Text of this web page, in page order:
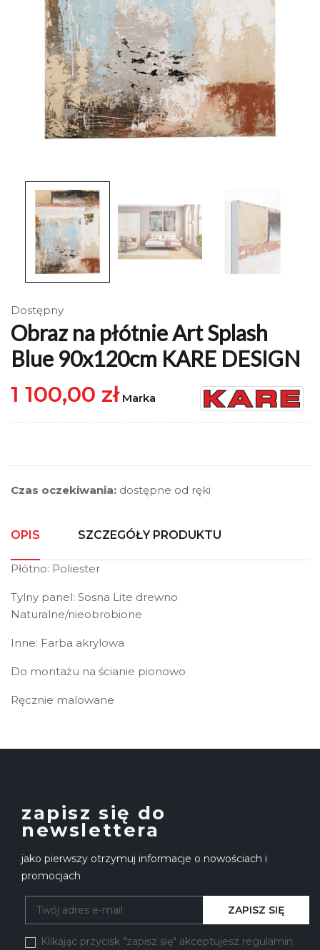
Dostępny
Obraz na płótnie Art Splash
Blue 90x120cm KARE DESIGN
1 100,00 zł Marka
Czas oczekiwania: dostępne od ręki
OPIS SZCZEGÓŁY PRODUKTU
Płótno: Poliester
Tylny panel: Sosna Lite drewno
Naturalne/nieobrobione
Inne: Farba akrylowa
Do montażu na ścianie pionowo
Ręcznie malowane
zapisz się do
newslettera
jako pierwszy otrzymuj informacje o nowościach i
promocjach
Klikając przycisk "zapisz się" akceptujesz regulamin.
ZAPISZ SIĘ